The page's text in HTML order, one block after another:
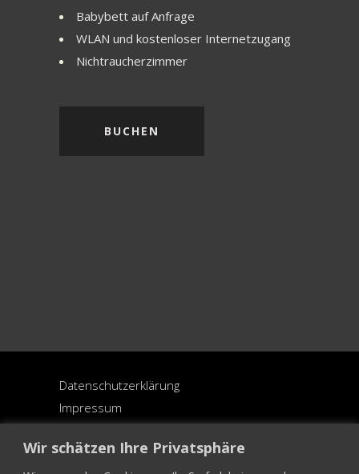
Wir schätzen Ihre Privatsphäre
Babybett auf Anfrage
WLAN und kostenloser Internetzugang
Nichtraucherzimmer
BUCHEN
Datenschutzerklärung
Impressum